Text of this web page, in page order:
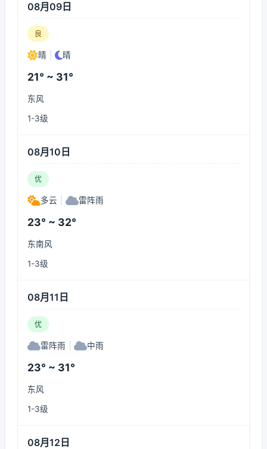
08月09日
良
晴 晴
21° ~ 31°
东风
1-3级
08月10日
优
多云 雷阵雨
23° ~ 32°
东南风
1-3级
08月11日
优
雷阵雨 中雨
23° ~ 31°
东风
1-3级
08月12日